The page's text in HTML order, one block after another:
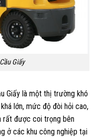
Giấy
Giấy là một thị trường khó
lớn, mức độ đòi hỏi cao,
rất được coi trọng bên
ở các khu công nghiệp tại